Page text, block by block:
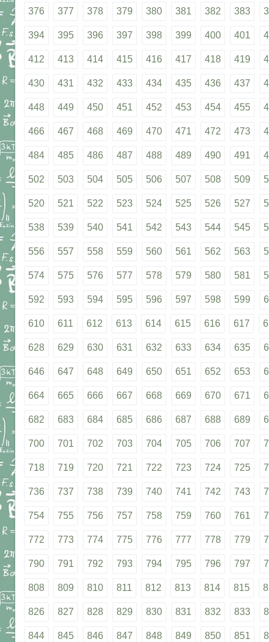
376 377 378 379 380 381 382 383
394 395 396 397 398 399 400 401
412 413 414 415 416 417 418 419
430 431 432 433 434 435 436 437
448 449 450 451 452 453 454 455
466 467 468 469 470 471 472 473
484 485 486 487 488 489 490 491
502 503 504 505 506 507 508 509
520 521 522 523 524 525 526 527
538 539 540 541 542 543 544 545
556 557 558 559 560 561 562 563
574 575 576 577 578 579 580 581
592 593 594 595 596 597 598 599
610 611 612 613 614 615 616 617
628 629 630 631 632 633 634 635
646 647 648 649 650 651 652 653
664 665 666 667 668 669 670 671
682 683 684 685 686 687 688 689
700 701 702 703 704 705 706 707
718 719 720 721 722 723 724 725
736 737 738 739 740 741 742 743
754 755 756 757 758 759 760 761
772 773 774 775 776 777 778 779
790 791 792 793 794 795 796 797
808 809 810 811 812 813 814 815
826 827 828 829 830 831 832 833
844 845 846 847 848 849 850 851